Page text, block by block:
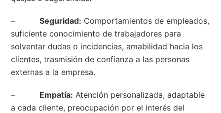
–Seguridad: Comportamientos de empleados,
suficiente conocimiento de trabajadores para
solventar dudas o incidencias, amabilidad hacia los
clientes, trasmisión de confianza a las personas
externas a la empresa.
– Empatía: Atención personalizada, adaptable
a cada cliente, preocupación por el interés del